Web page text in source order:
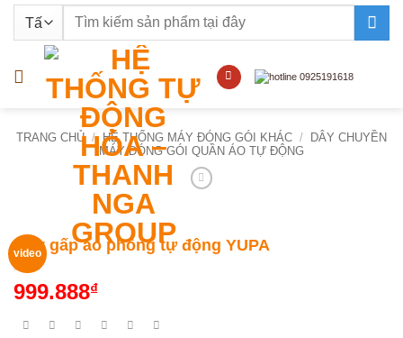
nội
Tìm
TRANG CHỦ / HỆ THỐNG MÁY ĐÓNG GÓI KHÁC /
DÂY CHUYỀN
MÁY ĐÓNG GÓI QUẦN ÁO TỰ ĐỘNG
video
Máy gấp áo phông tự động YUPA
999.888₫